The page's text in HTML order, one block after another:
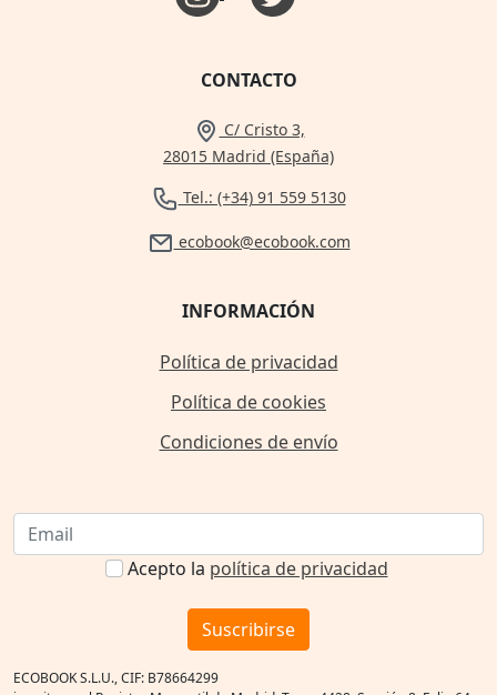
CONTACTO
C/ Cristo 3,
28015 Madrid (España)
Tel.: (+34) 91 559 5130
ecobook@ecobook.com
INFORMACIÓN
Política de privacidad
Política de cookies
Condiciones de envío
Acepto la política de privacidad
Suscribirse
ECOBOOK S.L.U., CIF: B78664299